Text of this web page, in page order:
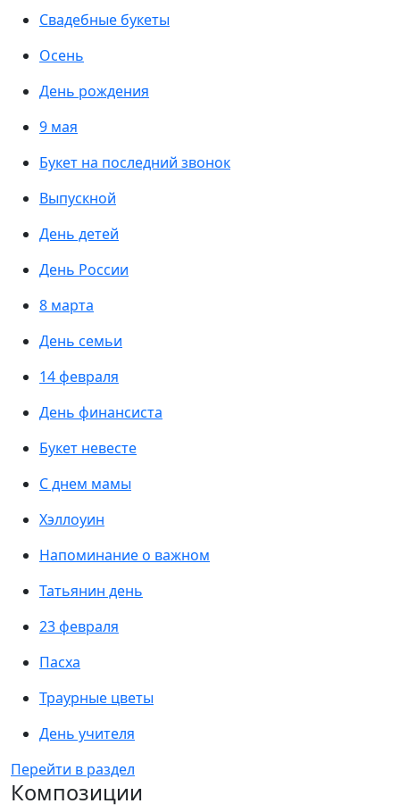
Свадебные букеты
Осень
День рождения
9 мая
Букет на последний звонок
Выпускной
День детей
День России
8 марта
День семьи
14 февраля
День финансиста
Букет невесте
С днем мамы
Хэллоуин
Напоминание о важном
Татьянин день
23 февраля
Пасха
Траурные цветы
День учителя
Перейти в раздел
Композиции